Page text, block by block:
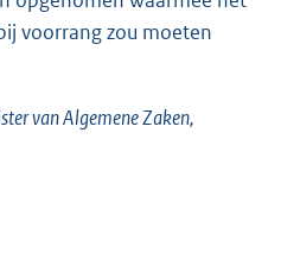
voorrang zou moeten
van Algemene Zaken,